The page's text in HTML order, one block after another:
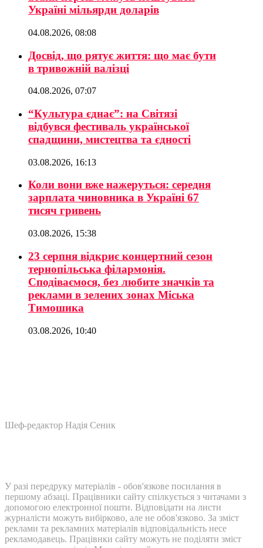
Україні мільярди доларів
04.08.2026, 08:08
Досвід, що рятує життя: що має бути
в тривожній валізці
04.08.2026, 07:07
“Культура єднає”: на Світязі
відбувся фестиваль української
спадщини, мистецтва та єдності
03.08.2026, 16:13
Коли вони вже нажеруться: середня
зарплата чиновника в Україні 67
тисяч гривень
03.08.2026, 15:38
23 серпня відкриє концертний сезон
тернопільська філармонія.
Сподіваємося, без любите значків та
реклами в зелених зонах Міська
Тимошика
03.08.2026, 10:40
Шеф-редактор Надія Сеник
У разі передруку матеріалів - обов'язкове посилання в
першому абзаці. Працівники сайту спілкується з читачами з
допомогою електронної пошти. Відповідати на листи
журналісти можуть вибірково, але не обов'язково. За зміст
реклами та рекламних матеріалів відповідальність несе
рекламодавець. Працівнки сайту можуть не поділяти зміст